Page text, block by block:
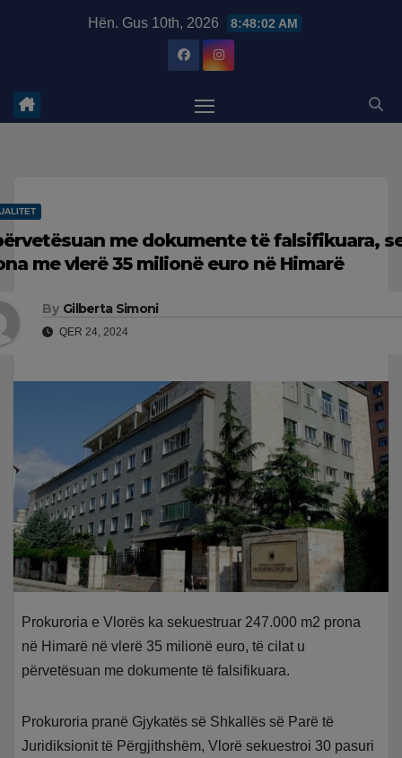
Hën. Gus 10th, 2026 8:48:02 AM
me dokumente të falsifikuara,
me vlerë 35 milionë euro në Himarë
By Gilberta Simoni
QER 24, 2024
Prokuroria e Vlorës ka sekuestruar 247.000 m2 prona
në Himarë në vlerë 35 milionë euro, të cilat u
përvetësuan me dokumente të falsifikuara.
Prokuroria pranë Gjykatës së Shkallës së Parë të
Juridiksionit të Përgjithshëm, Vlorë sekuestroi 30 pasuri